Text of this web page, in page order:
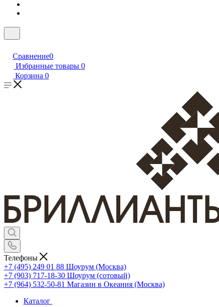
Сравнение0
Избранные товары 0
Корзина 0
Телефоны
+7 (495) 249 01 88 Шоурум (Москва)
+7 (903) 717-18-30 Шоурум (сотовый)
+7 (964) 532-50-81 Магазин в Океания (Москва)
Каталог